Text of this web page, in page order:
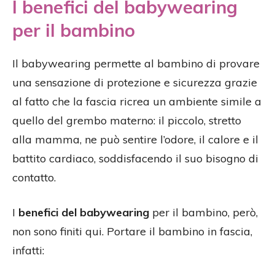
I benefici del babywearing
per il bambino
Il babywearing permette al bambino di provare
una sensazione di protezione e sicurezza grazie
al fatto che la fascia ricrea un ambiente simile a
quello del grembo materno: il piccolo, stretto
alla mamma, ne può sentire l’odore, il calore e il
battito cardiaco, soddisfacendo il suo bisogno di
contatto.
I benefici del babywearing per il bambino, però,
non sono finiti qui. Portare il bambino in fascia,
infatti: